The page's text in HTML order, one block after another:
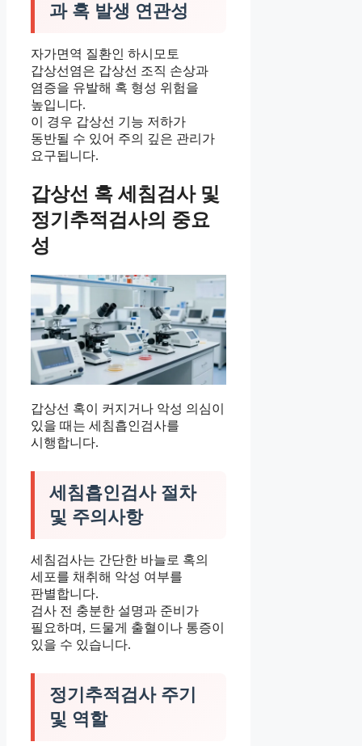
과 혹 발생 연관성
자가면역 질환인 하시모토
갑상선염은 갑상선 조직 손상과
염증을 유발해 혹 형성 위험을
높입니다.
이 경우 갑상선 기능 저하가
동반될 수 있어 주의 깊은 관리가
요구됩니다.
갑상선 혹 세침검사 및
정기추적검사의 중요
성
갑상선 혹이 커지거나 악성 의심이
있을 때는 세침흡인검사를
시행합니다.
세침흡인검사 절차
및 주의사항
세침검사는 간단한 바늘로 혹의
세포를 채취해 악성 여부를
판별합니다.
검사 전 충분한 설명과 준비가
필요하며, 드물게 출혈이나 통증이
있을 수 있습니다.
정기추적검사 주기
및 역할